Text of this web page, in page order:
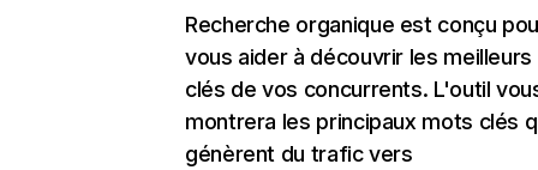
Recherche organique est conçu
vous aider à découvrir les
clés de vos concurrents. L'outil
montrera les principaux mots clés
génèrent du trafic vers